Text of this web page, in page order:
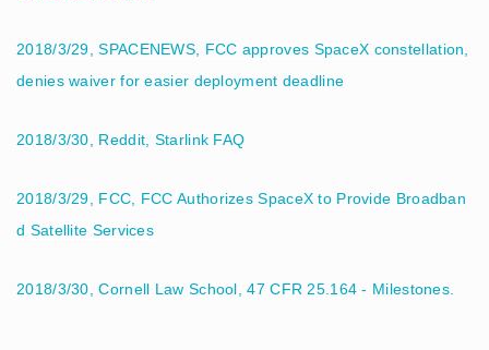
2018/3/29, SPACENEWS, FCC approves SpaceX constellation,
denies waiver for easier deployment deadline
2018/3/30, Reddit, Starlink FAQ
2018/3/29, FCC, FCC Authorizes SpaceX to Provide Broadban
d Satellite Services
2018/3/30, Cornell Law School, 47 CFR 25.164 - Milestones.